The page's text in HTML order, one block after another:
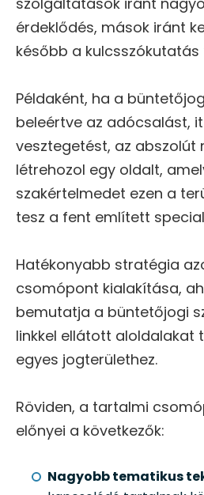
érdeklődés, mások iránt
később a
Példaként, ha a
beleértve az adócsalást,
vesztegetést, az abszolút
létrehozol egy oldalt,
szakértelmedet ezen a
tesz a fent említett
Hatékonyabb stratégia
csomópont kialakítása,
bemutatja a büntetőjogi
linkkel ellátott aloldalakat
egyes jogterülethez.
Röviden, a tartalmi
előnyei a következők:
Nagyobb tematikus